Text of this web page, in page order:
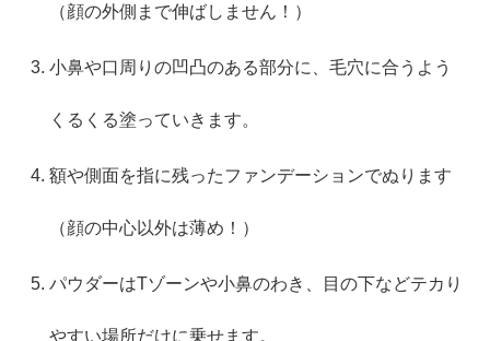
（顔の外側まで伸ばしません！）
小鼻や口周りの凹凸のある部分に、毛穴に合うよう
くるくる塗っていきます。
額や側面を指に残ったファンデーションでぬります
（顔の中心以外は薄め！）
パウダーはTゾーンや小鼻のわき、目の下などテカり
やすい場所だけに乗せます。